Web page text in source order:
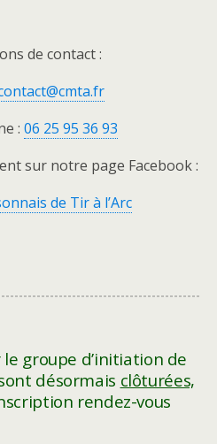
de contact :
: 06 25 95 36 93
sur notre page Facebook :
de Tir à l’Arc
groupe d’initiation de
désormais clôturées,
rendez-vous